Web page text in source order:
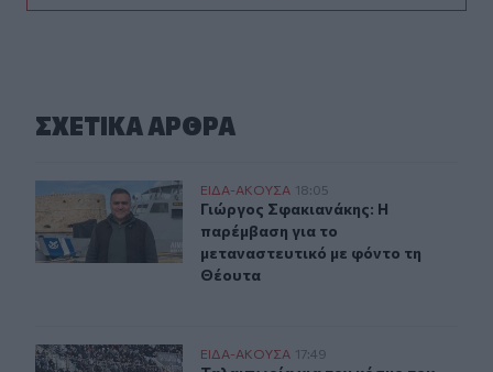
ΣΧΕΤΙΚA AΡΘΡΑ
Γιώργος Σφακιανάκης: Η παρέμβαση για το
ΕΙΔΑ-ΑΚΟΥΣΑ 18:05
Γιώργος Σφακιανάκης: Η
Γιώργος Σφακιανάκης: Η
παρέμβαση για το
μεταναστευτικό με φόντο τη
Θέουτα
Ταλαιπωρία για τον κόσμο του ΟΦΗ: Προβλήματα με
ΕΙΔΑ-ΑΚΟΥΣΑ 17:49